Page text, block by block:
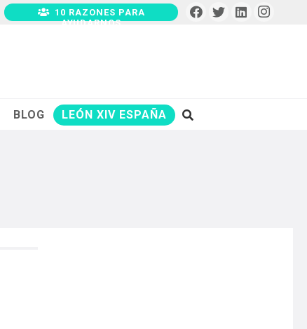
10 RAZONES PARA
AYUDARNOS
BLOG LEÓN XIV ESPAÑA